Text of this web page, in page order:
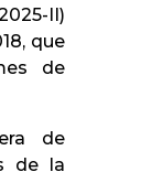
II)
que
de
de
de la